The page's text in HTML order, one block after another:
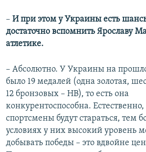
– И при этом у Украины есть
достаточно вспомнить Ярославу
атлетике.
– Абсолютно. У Украины на
было 19 медалей (одна золотая,
12 бронзовых – НВ), то есть она
конкурентоспособна.
спортсмены будут стараться, тем
условиях у них высокий уровень
добывать победы – это вдвойне